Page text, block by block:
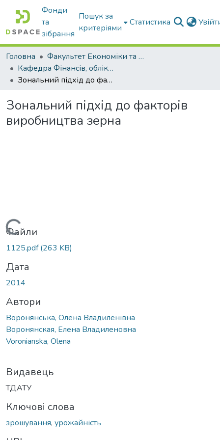
Фонди
та
зібрання
Пошук за
критеріями
Статистика
Головна
Факультет Економіки та бізнесу
Кафедра Фінансів, обліку і оподаткування
Зональний підхід до факторів виробництва зерна
Зональний підхід до факторів
виробництва зерна
Вантажиться...
Файли
1125.pdf(263 KB)
Дата
2014
Автори
Воронянська, Олена Владиленівна
Воронянская, Елена Владиленовна
Voronianska, Olena
Видавець
ТДАТУ
Ключові слова
зрошування, урожайність